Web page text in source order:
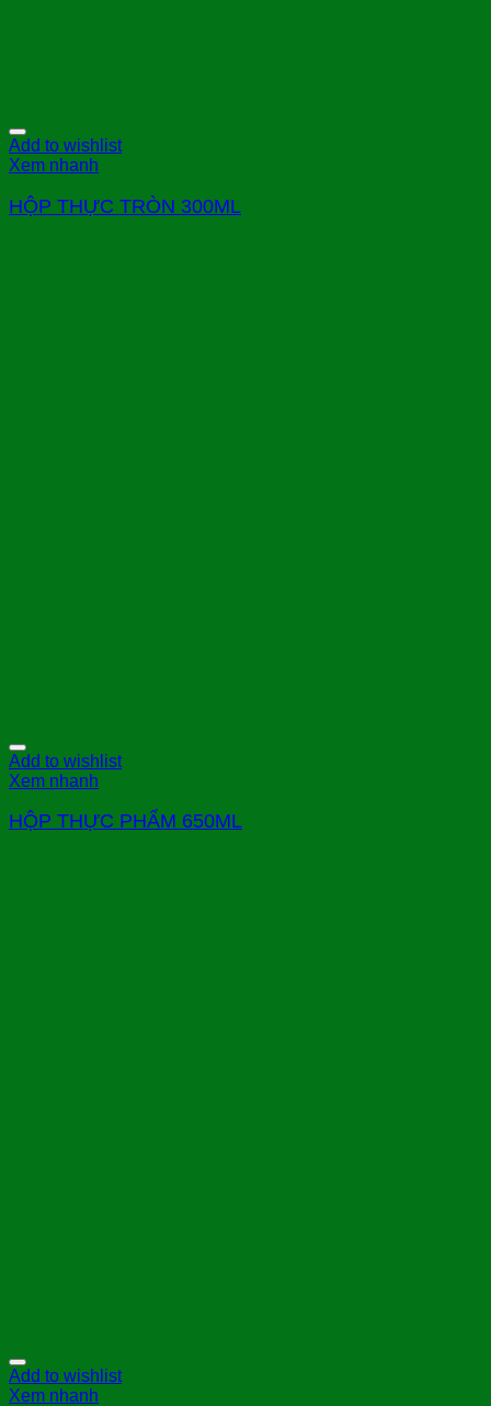
Add to wishlist
Xem nhanh
HỘP THỰC TRÒN 300ML
Add to wishlist
Xem nhanh
HỘP THỰC PHẨM 650ML
Add to wishlist
Xem nhanh